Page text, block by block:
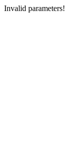
Invalid parameters!